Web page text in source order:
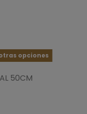
opciones
50CM